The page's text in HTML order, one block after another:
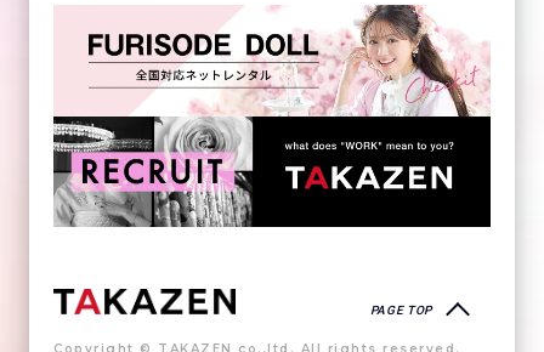
Copyright © TAKAZEN co.,ltd. All rights reserved.
PAGE TOP